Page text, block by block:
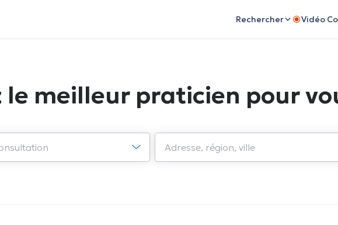
Rechercher Vidéo
le meilleur praticien pour